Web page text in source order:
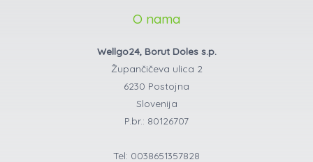
O nama
Wellgo24, Borut Doles s.p.
Župančičeva ulica 2
6230 Postojna
Slovenija
P.br.: 80126707
Tel: 0038651357828